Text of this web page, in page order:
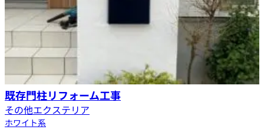
既存門柱リフォーム工事
その他エクステリア
ホワイト系